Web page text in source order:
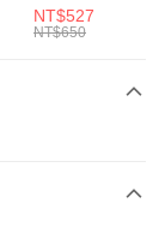
BA5871010
NT$527
NT$650